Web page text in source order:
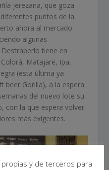
jerezana, que goza
puntos de la
ahora al mercado
algunas
tiene en
Matajare, Ipa,
(esta última ya
beer Gorilla), a la espera
del nuevo lote su
con la que espera volver
más exigentes.
y de terceros para